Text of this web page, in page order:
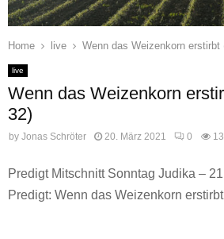
Home live Wenn das Weizenkorn erstirbt
live
Wenn das Weizenkorn
32)
by Jonas Schröter 20. März 2021 0
Predigt Mitschnitt Sonntag Judika –
Predigt: Wenn das Weizenkorn